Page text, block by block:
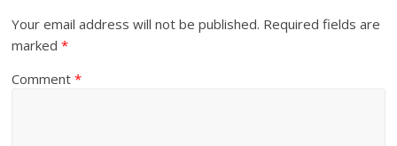
Your email address will not be published. Required fields are
marked*
Comment*